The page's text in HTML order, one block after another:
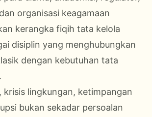
organisasi keagamaan
kerangka fiqih tata kelola
disiplin yang menghubungkan
dengan kebutuhan tata
krisis lingkungan, ketimpangan
bukan sekadar persoalan